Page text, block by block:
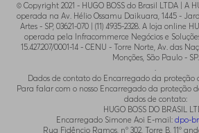
© Copyright 2021 - HUGO BOSS do Brasil LTDA | A
operada na Av. Hélio Ossamu Daikuara, 1445 -
Artes - SP, 03621-070 | (11) 4935-2328. A loja online
operada pela Infracommerce Negócios e
15.427.207/0001-14 - CENU - Torre Norte, Av. das
Monções, São Paulo - SP.
.
Dados de contato do Encarregado da proteção
Para falar com o nosso Encarregado da proteção
dados de contato:
HUGO BOSS DO BRASIL
Encarregado Simone Aoi E-mail: dpo-
Rua Fidêncio Ramos, n° 302, Torre B, 11°